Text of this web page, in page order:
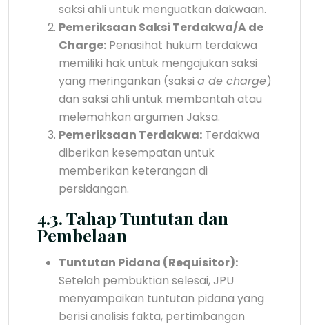
saksi ahli untuk menguatkan dakwaan.
Pemeriksaan Saksi Terdakwa/A de
Charge: Penasihat hukum terdakwa
memiliki hak untuk mengajukan saksi
yang meringankan (saksi a de charge)
dan saksi ahli untuk membantah atau
melemahkan argumen Jaksa.
Pemeriksaan Terdakwa: Terdakwa
diberikan kesempatan untuk
memberikan keterangan di
persidangan.
4.3. Tahap Tuntutan dan
Pembelaan
Tuntutan Pidana (Requisitor):
Setelah pembuktian selesai, JPU
menyampaikan tuntutan pidana yang
berisi analisis fakta, pertimbangan